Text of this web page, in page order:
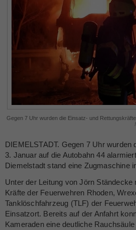
Gegen 7 Uhr wurden die Einsatz- und
DIEMELSTADT. Gegen 7 Uhr
3. Januar auf die Autobahn 44
Diemelstadt stand eine Zugmaschine
Unter der Leitung von Jörn
Kräfte der Feuerwehren Rhoden,
Tanklöschfahrzeug (TLF) der
Einsatzort. Bereits auf der Anfahrt
Kameraden eine deutliche